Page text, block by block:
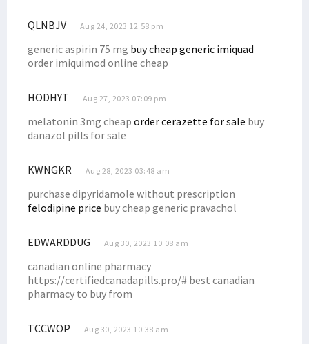
QLNBJV Aug 24, 2023 12:58 pm
generic aspirin 75 mg buy cheap generic imiquad
order imiquimod online cheap
HODHYT Aug 27, 2023 07:09 pm
melatonin 3mg cheap order cerazette for sale buy
danazol pills for sale
KWNGKR Aug 28, 2023 03:48 am
purchase dipyridamole without prescription
felodipine price buy cheap generic pravachol
EDWARDDUG Aug 30, 2023 10:08 am
canadian online pharmacy
https://certifiedcanadapills.pro/# best canadian
pharmacy to buy from
TCCWOP Aug 30, 2023 10:38 am